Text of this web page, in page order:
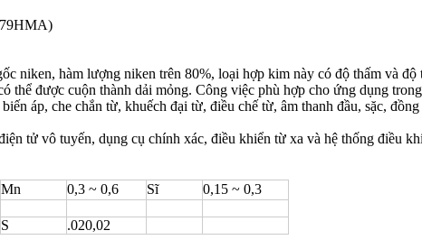
niken, hàm lượng niken trên 80%, loại hợp kim này có độ thấm và
thể được cuộn thành dải mỏng. Công việc phù hợp cho ứng dụng
áp, che chắn từ, khuếch đại từ, điều chế từ, âm thanh đầu, sặc,
tử vô tuyến, dụng cụ chính xác, điều khiển từ xa và hệ thống điều
Mn 0,3 ~ 0,6 Sĩ
0,15 ~ 0,3
S .020,02